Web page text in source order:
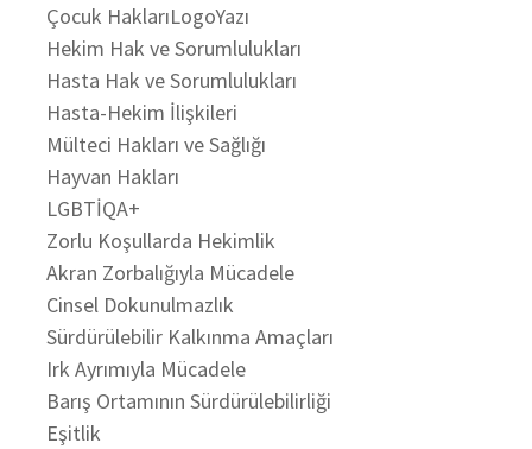
Çocuk HaklarıLogoYazı
Hekim Hak ve Sorumlulukları
Hasta Hak ve Sorumlulukları
Hasta-Hekim İlişkileri
Mülteci Hakları ve Sağlığı
Hayvan Hakları
LGBTİQA+
Zorlu Koşullarda Hekimlik
Akran Zorbalığıyla Mücadele
Cinsel Dokunulmazlık
Sürdürülebilir Kalkınma Amaçları
Irk Ayrımıyla Mücadele
Barış Ortamının Sürdürülebilirliği
Eşitlik